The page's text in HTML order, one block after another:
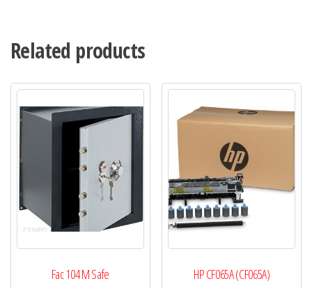
Related products
Fac 104 M Safe HP CF065A (CF065A)